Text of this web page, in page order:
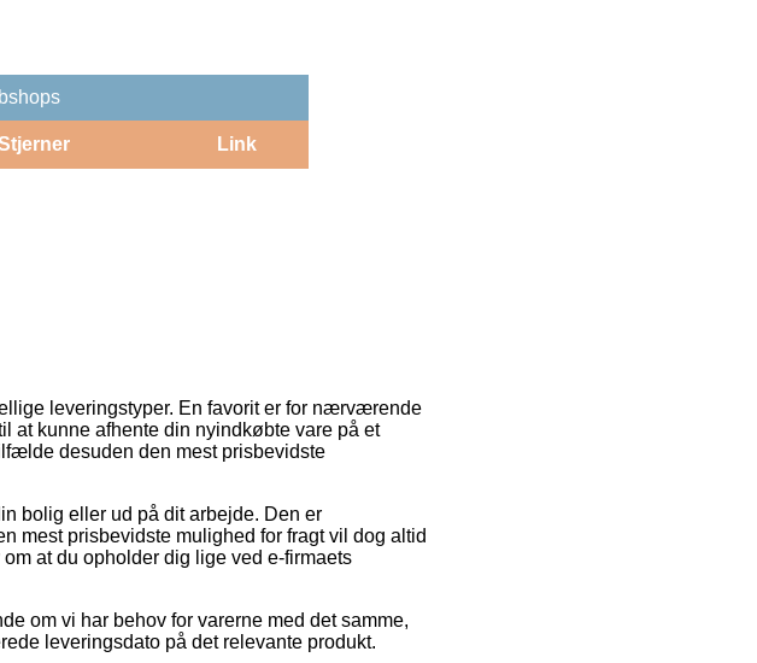
Link
leveringstyper. En favorit er for nærværende
at kunne afhente din nyindkøbte vare på et
desuden den mest prisbevidste
bolig eller ud på dit arbejde. Den er
mest prisbevidste mulighed for fragt vil dog altid
at du opholder dig lige ved e-firmaets
om vi har behov for varerne med det samme,
leveringsdato på det relevante produkt.